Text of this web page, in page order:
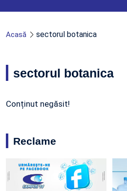
Acasă sectorul botanica
sectorul botanica
Conținut negăsit!
Reclame